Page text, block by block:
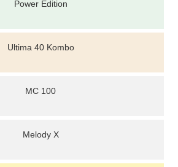
Power Edition
Ultima 40 Kombo
MC 100
Melody X